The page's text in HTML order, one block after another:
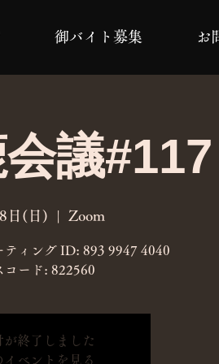
御バイト募集 お
議#117
日(日)
  |
Zoom
ティング ID: 893 9947 4040
コード: 822560
が終了しました
イベントを見る